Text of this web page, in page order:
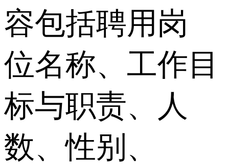
容包括聘用岗
位名称、工作目
标与职责、人
数、性别、